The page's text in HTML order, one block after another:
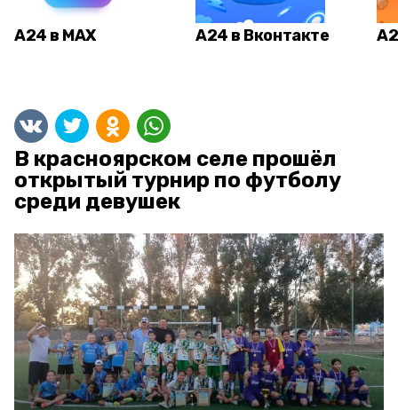
А24 в MAX А24 в Вконтакте
В красноярском селе прошёл
открытый турнир по футболу
среди девушек